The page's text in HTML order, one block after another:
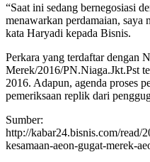
“Saat ini sedang bernegosiasi
menawarkan perdamaian, saya
kata Haryadi kepada Bisnis.
Perkara yang terdaftar dengan
Merek/2016/PN.Niaga.Jkt.Pst
2016. Adapun, agenda proses
pemeriksaan replik dari
Sumber:
http://kabar24.bisnis.com/read/
kesamaan-aeon-gugat-merek-